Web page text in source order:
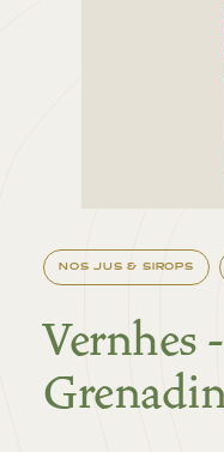
NOS JUS & SIROPS
Vernhes